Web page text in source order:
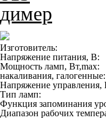
Изготовитель:
Напряжение питания, В:
Мощность ламп, Вт,max:
накаливания, галогенные:
Напряжение управления,
Тип ламп:
Функция запоминания
Диапазон рабочих